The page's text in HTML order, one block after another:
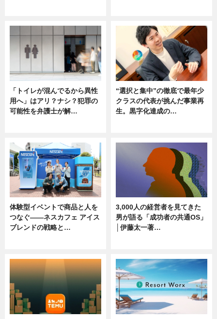
「トイレが混んでるから異性
用へ」はアリ？ナシ？犯罪の
可能性を弁護士が解…
“選択と集中”の徹底で最年少
クラスの代表が挑んだ事業再
生。黒字化達成の…
体験型イベントで商品と人を
つなぐ――ネスカフェ アイス
ブレンドの戦略と…
3,000人の経営者を見てきた
男が語る「成功者の共通OS」
│伊藤太一著…